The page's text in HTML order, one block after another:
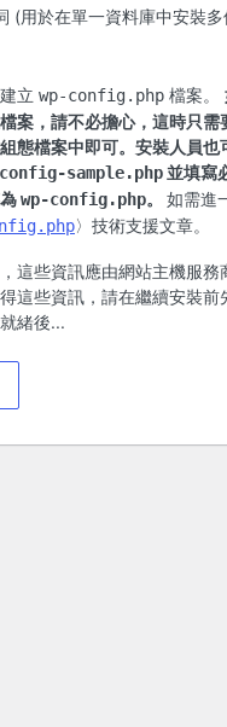
(用於在單一資料庫中安裝多
立 wp-config.php 檔案。
案，請不必擔心，這時只需
態檔案中即可。安裝人員也
sample.php並填寫
wp-config.php。 如需進
〉技術支援文章。
這些資訊應由網站主機服務
這些資訊，請在繼續安裝前
緒後...